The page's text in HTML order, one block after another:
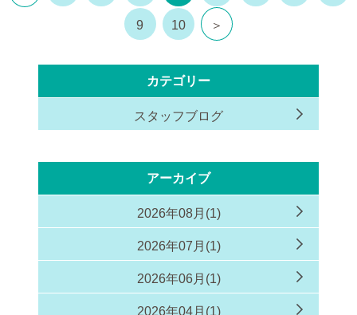
9 10 ＞
カテゴリー
スタッフブログ
アーカイブ
2026年08月(1)
2026年07月(1)
2026年06月(1)
2026年04月(1)